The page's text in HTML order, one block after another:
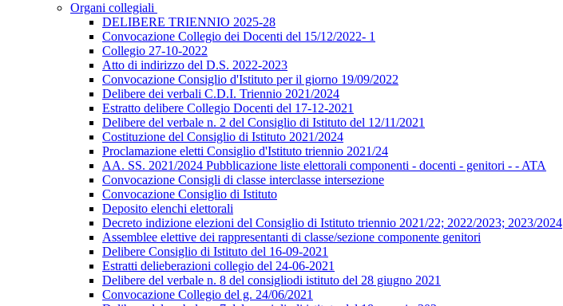
Organi collegiali
DELIBERE TRIENNIO 2025-28
Convocazione Collegio dei Docenti del 15/12/2022- 1
Collegio 27-10-2022
Atto di indirizzo del D.S. 2022-2023
Convocazione Consiglio d'Istituto per il giorno 19/09/2022
Delibere dei verbali C.D.I. Triennio 2021/2024
Estratto delibere Collegio Docenti del 17-12-2021
Delibere del verbale n. 2 del Consiglio di Istituto del 12/11/2021
Costituzione del Consiglio di Istituto 2021/2024
Proclamazione eletti Consiglio d'Istituto triennio 2021/24
AA. SS. 2021/2024 Pubblicazione liste elettorali componenti - docenti - genitori - - ATA
Convocazione Consigli di classe interclasse intersezione
Convocazione Consiglio di Istituto
Deposito elenchi elettorali
Decreto indizione elezioni del Consiglio di Istituto triennio 2021/22; 2022/2023; 2023/2024
Assemblee elettive dei rappresentanti di classe/sezione componente genitori
Delibere Consiglio di Istituto del 16-09-2021
Estratti delieberazioni collegio del 24-06-2021
Delibere del verbale n. 8 del consigliodi istituto del 28 giugno 2021
Convocazione Collegio del g. 24/06/2021